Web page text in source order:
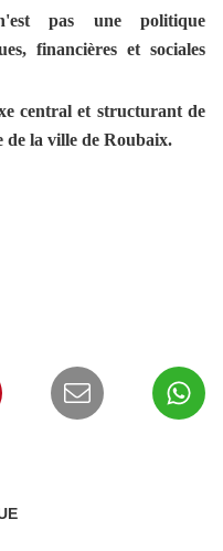
pas une politique
financières et sociales
central et structurant de
la ville de Roubaix.